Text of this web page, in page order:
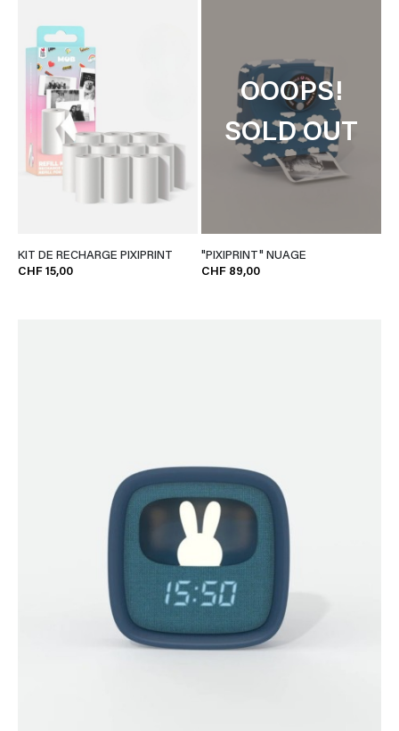
KIT DE RECHARGE PIXIPRINT
CHF 15,00
OOOPS!
SOLD OUT
"PIXIPRINT" NUAGE
CHF 89,00